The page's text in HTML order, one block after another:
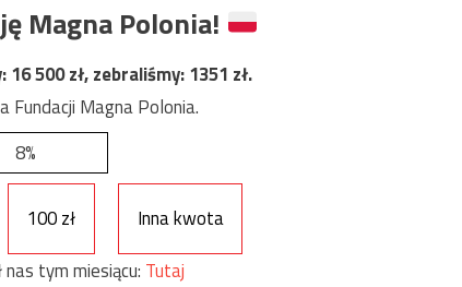
Magna Polonia!
16 500zł, zebraliśmy:1351 zł.
Magna Polonia.
8%
100 zł
Inna kwota
tym miesiącu: Tutaj